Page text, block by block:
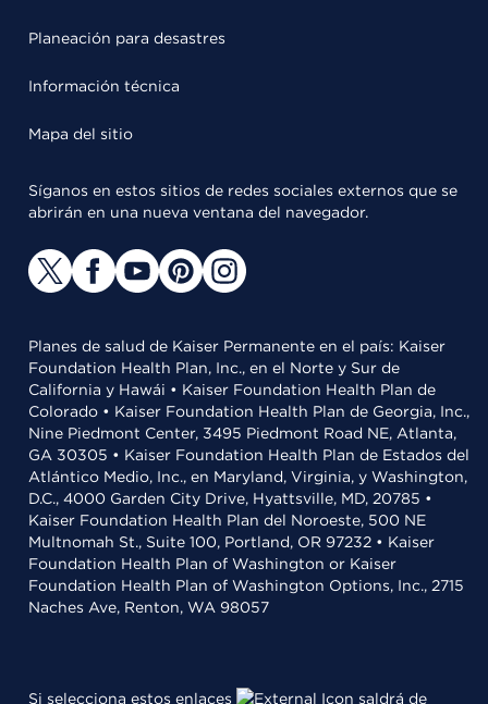
Planeación para desastres
Información técnica
Mapa del sitio
Síganos en estos sitios de redes sociales externos que se
abrirán en una nueva ventana del navegador.
Planes de salud de Kaiser Permanente en el país: Kaiser
Foundation Health Plan, Inc., en el Norte y Sur de
California y Hawái • Kaiser Foundation Health Plan de
Colorado • Kaiser Foundation Health Plan de Georgia, Inc.,
Nine Piedmont Center, 3495 Piedmont Road NE, Atlanta,
GA 30305 • Kaiser Foundation Health Plan de Estados del
Atlántico Medio, Inc., en Maryland, Virginia, y Washington,
D.C., 4000 Garden City Drive, Hyattsville, MD, 20785 •
Kaiser Foundation Health Plan del Noroeste, 500 NE
Multnomah St., Suite 100, Portland, OR 97232 • Kaiser
Foundation Health Plan of Washington or Kaiser
Foundation Health Plan of Washington Options, Inc., 2715
Naches Ave, Renton, WA 98057
Si selecciona estos enlaces saldrá de